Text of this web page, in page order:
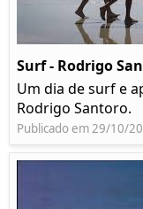
Surf - Rodrigo
Um dia de surf e
Rodrigo Santoro.
Publicado em 29/10/